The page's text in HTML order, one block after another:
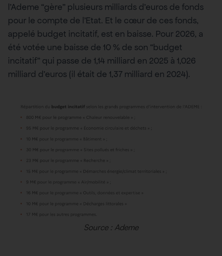
l’Ademe “gère” plusieurs milliards d’euros de fonds
pour le compte de l’Etat. Et le cœur de ces fonds,
appelé budget incitatif, est en baisse. Pour 2026, a
été votée une baisse de 10 % de son “budget
incitatif” qui passe de 1,14 milliard en 2025 à 1,026
milliard d’euros (il était de 1,37 milliard en 2024).
Source : Ademe